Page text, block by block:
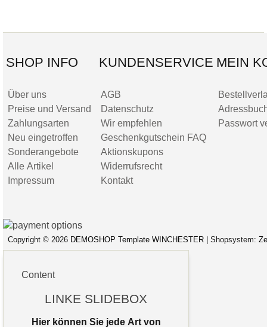
SHOP INFO
Über uns
Preise und Versand
Zahlungsarten
Neu eingetroffen
Sonderangebote
Alle Artikel
Impressum
KUNDENSERVICE
AGB
Datenschutz
Wir empfehlen
Geschenkgutschein FAQ
Aktionskupons
Widerrufsrecht
Kontakt
MEIN
Passwort
Copyright © 2026 DEMOSHOP Template WINCHESTER | Shopsystem:
Content
LINKE SLIDEBOX
Hier können Sie jede Art von